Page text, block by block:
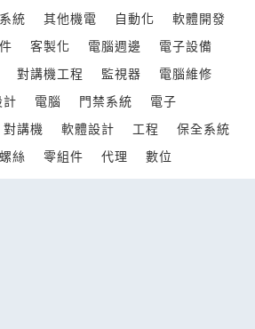
統 其他機電 自動化
軟體開發
客製化 電腦週邊
電子設備
對講機工程 監視器
電腦維修
計 電腦 門禁系統
電子
對講機 軟體設計 工程
保全系統
絲 零組件 代理 數位